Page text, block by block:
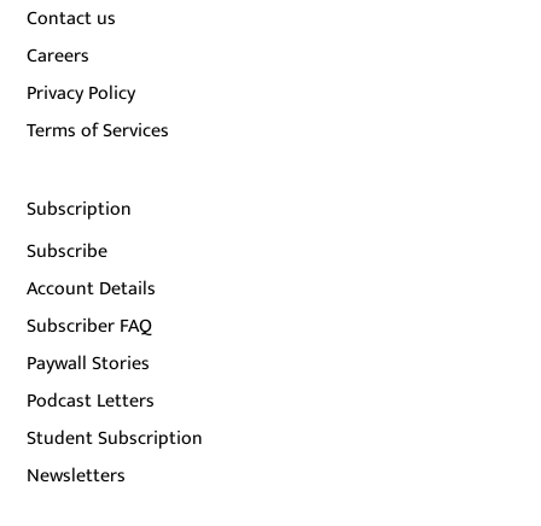
Contact us
Careers
Privacy Policy
Terms of Services
Subscription
Subscribe
Account Details
Subscriber FAQ
Paywall Stories
Podcast Letters
Student Subscription
Newsletters